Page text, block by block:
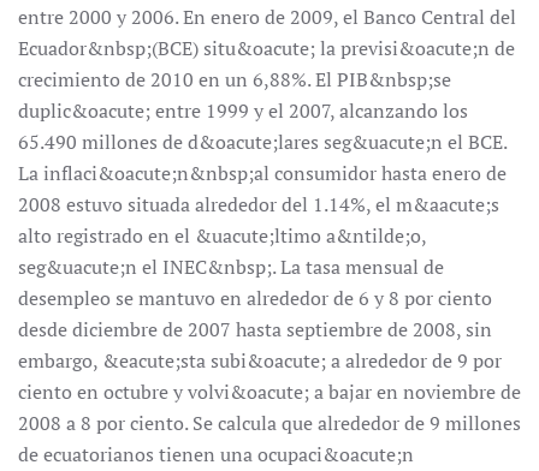
entre 2000 y 2006. En enero de 2009, el Banco Central del
Ecuador&nbsp;(BCE) situ&oacute; la previsi&oacute;n de
crecimiento de 2010 en un 6,88%. El PIB&nbsp;se
duplic&oacute; entre 1999 y el 2007, alcanzando los
65.490 millones de d&oacute;lares seg&uacute;n el BCE.
La inflaci&oacute;n&nbsp;al consumidor hasta enero de
2008 estuvo situada alrededor del 1.14%, el m&aacute;s
alto registrado en el &uacute;ltimo a&ntilde;o,
seg&uacute;n el INEC&nbsp;. La tasa mensual de
desempleo se mantuvo en alrededor de 6 y 8 por ciento
desde diciembre de 2007 hasta septiembre de 2008, sin
embargo, &eacute;sta subi&oacute; a alrededor de 9 por
ciento en octubre y volvi&oacute; a bajar en noviembre de
2008 a 8 por ciento. Se calcula que alrededor de 9 millones
de ecuatorianos tienen una ocupaci&oacute;n